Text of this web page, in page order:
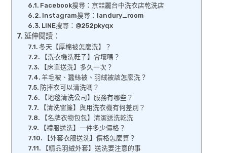
Facebook搜尋：京喆麗台中洗衣店乾洗店
Instagram搜尋：landury_room
LINE搜尋：@252pkyqx
延伸閱讀：
冬天【厚棉被怎麼洗】？
【洗衣機洗鞋子】會壞嗎？
【床單送洗】多久一次？
羊毛被、蠶絲被、羽絨被該怎麼洗？
防摔衣可以清洗嗎？
【地毯清洗公司】服務有哪些？
【清洗窗簾】與用洗衣機有何差別？
【名牌衣物包包】清潔送洗乾洗
【禮服送洗】一件多少價格？
【外套衣服送洗】價格怎麼算？
【精品羽絨外套】送洗要注意的事